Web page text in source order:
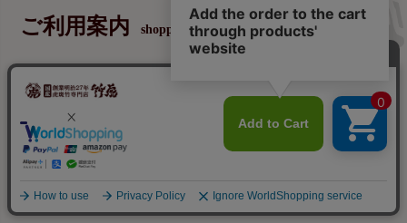
ご利用案内 shopping guide
お支払方法
返品・交換について
ポイントについて
ギフトについて